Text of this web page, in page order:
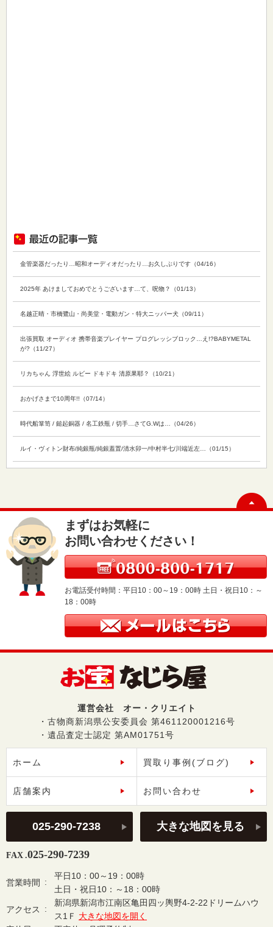
金管楽器だったり…昭和オーディオだったり…お久しぶりです（04/16）
2025年 あけましておめでとうございます…て、呪物？（01/13）
名越正晴・市橋鷺山・尚美堂・電動ガン・特大ニッパー犬（09/11）
出張買取 オーディオ 携帯音楽プレイヤー プログレッシブロック…え!?BABYMETAL
が?（11/27）
リカちゃん 浮世絵 ルビー ドキドキ 清原果耶？（10/21）
おかげさまで10周年!!（07/14）
時代船箪笥 / 鎚起銅器 / 名工鉄瓶 / 切手…さてG.Wは…（04/26）
ルイ・ヴィトン財布/純銀瓶/純銀蓋置/清水卯一/中村半七/川端近左…（01/15）
まずはお気軽に
お問い合わせください！
お電話受付時間：平日10：00～19：00時 土日・祝日10：～
18：00時
運営会社 オー・クリエイト
・古物商新潟県公安委員会 第461120001216号
・遺品査定士認定 第AM01751号
ホーム 買取り事例(ブログ)
店舗案内 お問い合わせ
025-290-7238 大きな地図を見る
FAX .025-290-7239
営業時間
平日10：00～19：00時
土日・祝日10：～18：00時
アクセス
新潟県新潟市江南区亀田四ッ輿野4-2-22ドリームハウ
ス1Ｆ 大きな地図を開く